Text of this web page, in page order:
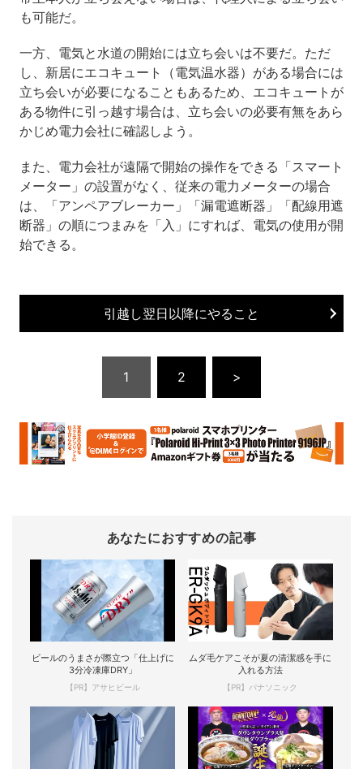
も可能だ。
一方、電気と水道の開始には立ち会いは不要だ。ただ
し、新居にエコキュート（電気温水器）がある場合には
立ち会いが必要になることもあるため、エコキュートが
ある物件に引っ越す場合は、立ち会いの必要有無をあら
かじめ電力会社に確認しよう。
また、電力会社が遠隔で開始の操作をできる「スマート
メーター」の設置がなく、従来の電力メーターの場合
は、「アンペアブレーカー」「漏電遮断器」「配線用遮
断器」の順につまみを「入」にすれば、電気の使用が開
始できる。
引越し翌日以降にやること
1 2 >
あなたにおすすめの記事
ビールのうまさが際立つ「仕上げに
3分冷凍庫DRY」
【PR】アサヒビール
ムダ毛ケアこそが夏の清潔感を手に
入れる方法
【PR】パナソニック